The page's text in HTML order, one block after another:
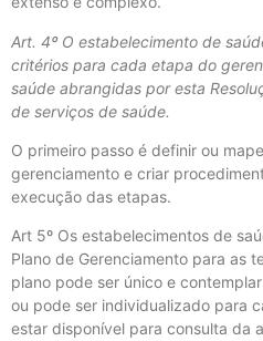
Art. 4º O estabelecimento de
critérios para cada etapa do
saúde abrangidas por esta
de serviços de saúde.
O primeiro passo é definir ou
gerenciamento e criar
execução das etapas.
Art 5º Os estabelecimentos de
Plano de Gerenciamento para as
plano pode ser único e
ou pode ser individualizado para
estar disponível para consulta da